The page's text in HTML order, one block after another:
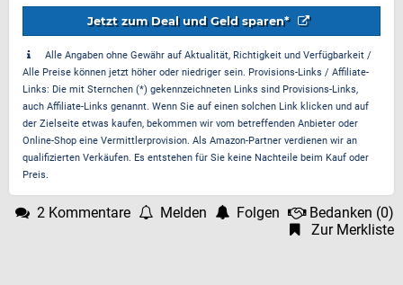
Jetzt zum Deal und Geld sparen*
Alle Angaben ohne Gewähr auf Aktualität, Richtigkeit und Verfügbarkeit /
Alle Preise können jetzt höher oder niedriger sein. Provisions-Links / Affiliate-
Links: Die mit Sternchen (*) gekennzeichneten Links sind Provisions-Links,
auch Affiliate-Links genannt. Wenn Sie auf einen solchen Link klicken und auf
der Zielseite etwas kaufen, bekommen wir vom betreffenden Anbieter oder
Online-Shop eine Vermittlerprovision. Als Amazon-Partner verdienen wir an
qualifizierten Verkäufen. Es entstehen für Sie keine Nachteile beim Kauf oder
Preis.
2 Kommentare Melden Folgen Bedanken (0)
Zur Merkliste